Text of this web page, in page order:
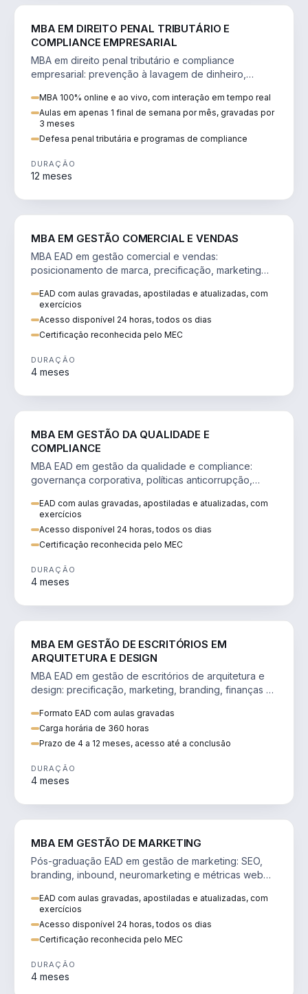
MBA EM DIREITO PENAL TRIBUTÁRIO E
COMPLIANCE EMPRESARIAL
MBA em direito penal tributário e compliance
empresarial: prevenção à lavagem de dinheiro,
MBA 100% online e ao vivo, com interação em tempo real
Aulas em apenas 1 final de semana por mês, gravadas por
3 meses
Defesa penal tributária e programas de compliance
DURAÇÃO
12 meses
MBA EM GESTÃO COMERCIAL E VENDAS
MBA EAD em gestão comercial e vendas:
posicionamento de marca, precificação, marketing
EAD com aulas gravadas, apostiladas e atualizadas, com
exercícios
Acesso disponível 24 horas, todos os dias
Certificação reconhecida pelo MEC
DURAÇÃO
4 meses
MBA EM GESTÃO DA QUALIDADE E
COMPLIANCE
MBA EAD em gestão da qualidade e compliance:
governança corporativa, políticas anticorrupção,
EAD com aulas gravadas, apostiladas e atualizadas, com
exercícios
Acesso disponível 24 horas, todos os dias
Certificação reconhecida pelo MEC
DURAÇÃO
4 meses
MBA EM GESTÃO DE ESCRITÓRIOS EM
ARQUITETURA E DESIGN
MBA EAD em gestão de escritórios de arquitetura e
design: precificação, marketing, branding, finanças e
Formato EAD com aulas gravadas
Carga horária de 360 horas
Prazo de 4 a 12 meses, acesso até a conclusão
DURAÇÃO
4 meses
MBA EM GESTÃO DE MARKETING
Pós-graduação EAD em gestão de marketing: SEO,
branding, inbound, neuromarketing e métricas web
EAD com aulas gravadas, apostiladas e atualizadas, com
exercícios
Acesso disponível 24 horas, todos os dias
Certificação reconhecida pelo MEC
DURAÇÃO
4 meses